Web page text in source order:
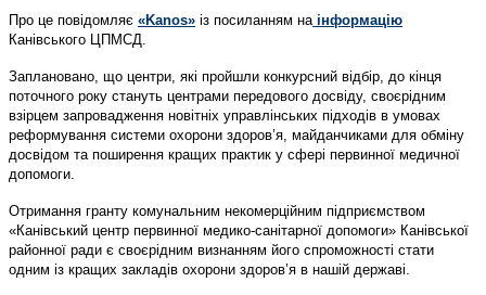
Про це повідомляє «Kanos» із посиланням на інформацію
Канівського ЦПМСД.
Заплановано, що центри, які пройшли конкурсний відбір, до кінця
поточного року стануть центрами передового досвіду, своєрідним
взірцем запровадження новітніх управлінських підходів в умовах
реформування системи охорони здоров’я, майданчиками для обміну
досвідом та поширення кращих практик у сфері первинної медичної
допомоги.
Отримання гранту комунальним некомерційним підприємством
«Канівський центр первинної медико-санітарної допомоги» Канівської
районної ради є своєрідним визнанням його спроможності стати
одним із кращих закладів охорони здоров’я в нашій державі.